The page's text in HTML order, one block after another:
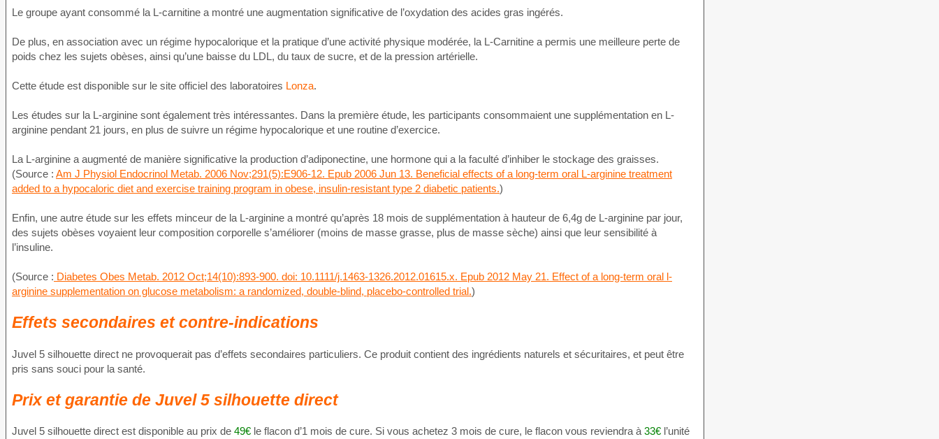
Le groupe ayant consommé la L-carnitine a montré une augmentation significative de l’oxydation des acides gras ingérés.
De plus, en association avec un régime hypocalorique et la pratique d’une activité physique modérée, la L-Carnitine a permis une meilleure perte de
poids chez les sujets obèses, ainsi qu’une baisse du LDL, du taux de sucre, et de la pression artérielle.
Cette étude est disponible sur le site officiel des laboratoires Lonza.
Les études sur la L-arginine sont également très intéressantes. Dans la première étude, les participants consommaient une supplémentation en L-
arginine pendant 21 jours, en plus de suivre un régime hypocalorique et une routine d’exercice.
La L-arginine a augmenté de manière significative la production d’adiponectine, une hormone qui a la faculté d’inhiber le stockage des graisses.
(Source : Am J Physiol Endocrinol Metab. 2006 Nov;291(5):E906-12. Epub 2006 Jun 13. Beneficial effects of a long-term oral L-arginine treatment
added to a hypocaloric diet and exercise training program in obese, insulin-resistant type 2 diabetic patients.)
Enfin, une autre étude sur les effets minceur de la L-arginine a montré qu’après 18 mois de supplémentation à hauteur de 6,4g de L-arginine par jour,
des sujets obèses voyaient leur composition corporelle s’améliorer (moins de masse grasse, plus de masse sèche) ainsi que leur sensibilité à
l’insuline.
(Source : Diabetes Obes Metab. 2012 Oct;14(10):893-900. doi: 10.1111/j.1463-1326.2012.01615.x. Epub 2012 May 21. Effect of a long-term oral l-
arginine supplementation on glucose metabolism: a randomized, double-blind, placebo-controlled trial.)
Effets secondaires et contre-indications
Juvel 5 silhouette direct ne provoquerait pas d’effets secondaires particuliers. Ce produit contient des ingrédients naturels et sécuritaires, et peut être
pris sans souci pour la santé.
Prix et garantie de Juvel 5 silhouette direct
Juvel 5 silhouette direct est disponible au prix de 49€ le flacon d’1 mois de cure. Si vous achetez 3 mois de cure, le flacon vous reviendra à 33€ l’unité